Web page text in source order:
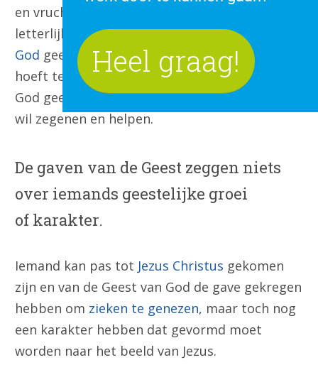
en vruchtbaar. De gaven van de Geest zijn
letterlijk
geschenken, die je niet kunt verdienen.
God geeft ze, zonder dat je daar iets voor
hoeft te presteren. Het zijn ‘genade-gaven’,
God geeft ze uit pure genade, omdat Hij ons
wil zegenen en helpen.
De gaven van de Geest zeggen niets
over iemands geestelijke groei
of karakter.
Iemand kan pas tot Jezus Christus gekomen
zijn en van de Geest van God de gave gekregen
hebben om zieken te genezen, maar toch nog
een karakter hebben dat gevormd moet
worden naar het beeld van Jezus.
Heel graag!